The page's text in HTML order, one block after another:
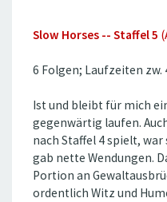
Slow Horses -- Staffel 5
6 Folgen; Laufzeiten zw.
Ist und bleibt für mich
gegenwärtig laufen.
nach Staffel 4 spielt,
gab nette Wendungen.
Portion an
ordentlich Witz und